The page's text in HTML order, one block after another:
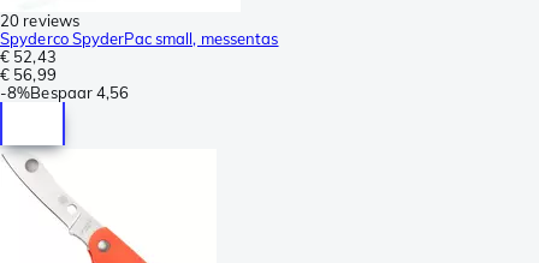
20 reviews
Spyderco SpyderPac small, messentas
€ 52,43
€ 56,99
-8%Bespaar4,56